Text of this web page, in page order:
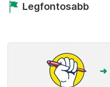
Legfontosabb